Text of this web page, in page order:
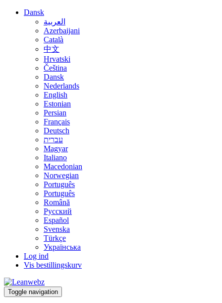
Dansk
العربية
Azerbaijani
Català
中文
Hrvatski
Čeština
Dansk
Nederlands
English
Estonian
Persian
Français
Deutsch
עברית
Magyar
Italiano
Macedonian
Norwegian
Português
Português
Română
Русский
Español
Svenska
Türkçe
Українська
Log ind
Vis bestillingskurv
Toggle navigation